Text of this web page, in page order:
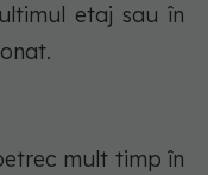
etaj sau în
mult timp în